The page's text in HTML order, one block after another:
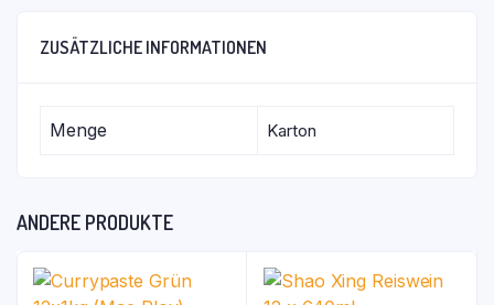
ZUSÄTZLICHE INFORMATIONEN
Menge Karton
ANDERE PRODUKTE